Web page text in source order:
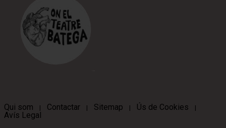
Qui som | Contactar | Sitemap | Ús de Cookies |
Avís Legal